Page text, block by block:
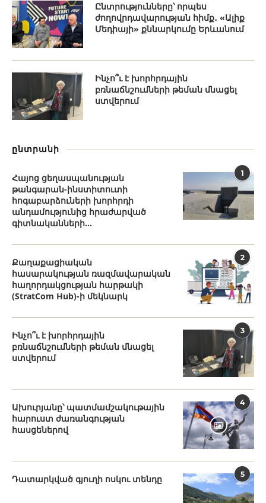
Ընտրությունները՝ որպես
ժողովրդավարության հիմք․ «Ալիք
Մեդիայի» քննարկումը Երևանում
Ինչո՞ւ է խորհրդային
բռնաճնշումների թեման մնացել
ստվերում
ընտրանի
1
Հայոց ցեղասպանության
թանգարան-ինստիտուտի
հոգաբարձուների խորհրդի
անդամությունից հրաժարված
գիտնականների...
2
Քաղաքացիական
հասարակության ռազմավարական
հաղորդակցության հարթակի
(StratCom Hub)-ի մեկնարկ
3
Ինչո՞ւ է խորհրդային
բռնաճնշումների թեման մնացել
ստվերում
4
Ախուրյանը՝ պատմամշակութային
հարուստ ժառանգության
հասցեներով
5
Դատարկված գյուղի ոսկու տենդը